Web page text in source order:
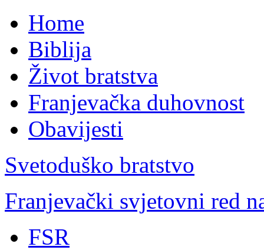
Home
Biblija
Život bratstva
Franjevačka duhovnost
Obavijesti
Svetoduško bratstvo
Franjevački svjetovni red
FSR